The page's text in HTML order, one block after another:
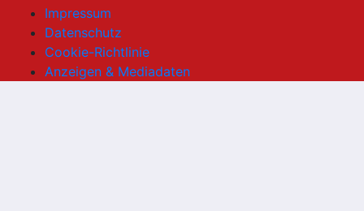
Impressum
Datenschutz
Cookie-Richtlinie
Anzeigen & Mediadaten